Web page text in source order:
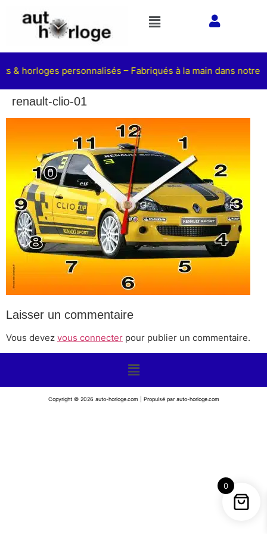
& horloges personnalisés – Fabriqués à la main dans notre
renault-clio-01
Laisser un commentaire
Vous devez vous connecter pour publier un commentaire.
Copyright © 2026 auto-horloge.com | Propulsé par auto-horloge.com
0